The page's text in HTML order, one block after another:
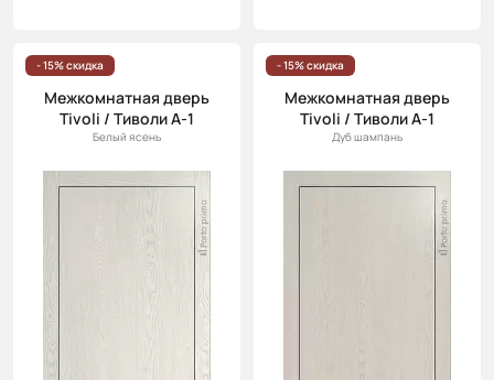
- 15% скидка
Межкомнатная дверь
Tivoli / Тиволи А-1
Белый ясень
- 15% скидка
Межкомнатная дверь
Tivoli / Тиволи А-1
Дуб шампань